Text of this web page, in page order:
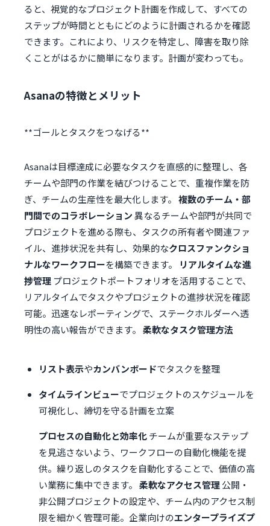
ると、視覚的なプロジェクト計画を作成して、すべての
ステップが時間とともにどのように計画されるかを確認
できます。これにより、リスクを特定し、障害を取り除
くことがはるかに簡単になります。計画が変わっても。
Asanaの特徴とメリット
Asanaは目標達成に必要なタスクを直感的に整理し、各
チームや部門の作業を結びつけることで、重複作業を防
ぎ、チームの生産性を最大化します。 複数のチーム・部
門間でのコラボレーション異なるチームや部門が共同で
プロジェクトを進める際も、タスクの所有者や関連ファ
イル、進捗状況を共有し、効果的なクロスファンクショ
ナルなワークフローを構築できます。
リアルタイムな進
捗管理プロジェクトポートフォリオを活用することで、
リアルタイムでタスクやプロジェクトの進捗状況を確認
可能。迅速なレポーティングで、ステークホルダーへ透
明性の高い報告ができます。 柔軟なタスク管理方法
リスト表示やカンバンボードでタスクを整理
タイムラインビューでプロジェクトのスケジュールを
可視化し、締切を守る計画を立案
プロセスの自動化と効率化チームが重要なステップ
を見逃さないよう、ワークフローの自動化機能を提
供。繰り返しのタスクを自動化することで、価値の高
い業務に集中できます。 柔軟なアクセス管理公開・
非公開プロジェクトの設定や、チーム内のアクセス制
限を細かく管理可能。企業向けのエンタープライズプ